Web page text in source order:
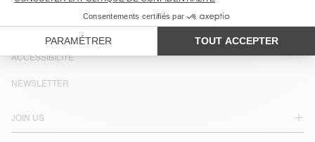
FRANCE
LANGUE :
ACCESSIBILITÉ
JOIN US
NEWSLETTER